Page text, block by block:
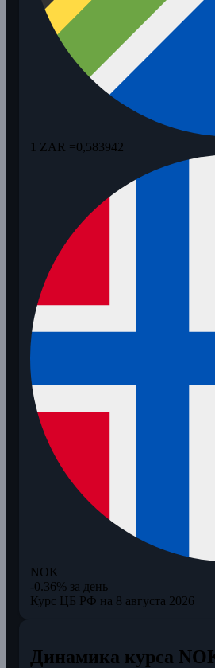
1 ZAR =0,583942
NOK
-0.36% за день
Курс ЦБ РФ на 8 августа 2026
Динамика курса